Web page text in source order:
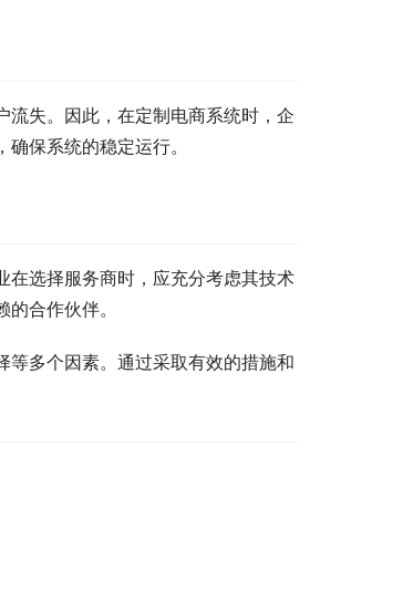
流失。因此，在定制电商系统时，企
保系统的稳定运行。
在选择服务商时，应充分考虑其技术
合作伙伴。
等多个因素。通过采取有效的措施和